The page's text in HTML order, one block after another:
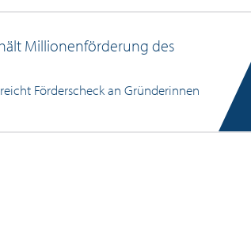
Millionenförderung des
Förderscheck an Gründerinnen